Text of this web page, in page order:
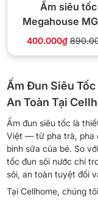
Ấm siêu tốc
Megahouse
400.000₫
Ấm Đun Siêu
An Toàn Tại
Ấm đun siêu tốc là
Việt — từ pha trà, pha
bình sữa của bé. So
tốc đun sôi nước chỉ
sôi, an toàn tuyệt đối
Tại Cellhome, chúng